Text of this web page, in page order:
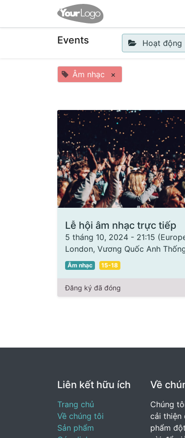
Events Hoạt động
Âm nhạc ×
Lễ hội âm nhạc trực tiếp
5 tháng 10, 2024 - 21:15 (
London, Vương Quốc Anh
Âm nhạc 15-18
Đăng ký đã đóng
Liên kết hữu ích
Trang chủ
Về chúng tôi
Sản phẩm
Về
Chúng
cải thiện
phẩm